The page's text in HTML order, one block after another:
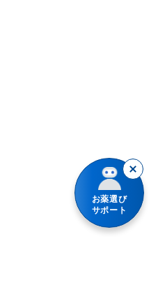
お薬選び
サポート